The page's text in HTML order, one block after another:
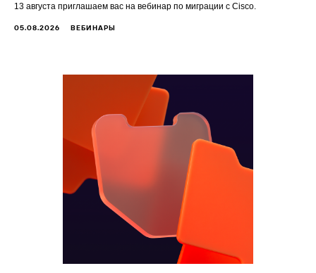
13 августа приглашаем вас на вебинар по миграции с Cisco.
05.08.2026 ВЕБИНАРЫ